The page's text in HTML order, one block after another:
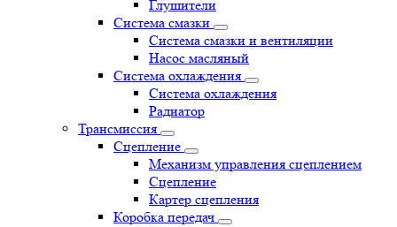
Глушители
Система смазки
Система смазки и вентиляции
Насос масляный
Система охлаждения
Система охлаждения
Радиатор
Трансмиссия
Сцепление
Механизм управления сцеплением
Сцепление
Картер сцепления
Коробка передач